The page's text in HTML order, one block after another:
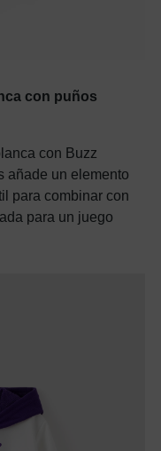
con puños
con Buzz
añade un elemento
para combinar con
para un juego